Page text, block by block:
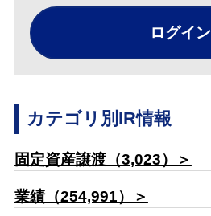
ログイン
カテゴリ別IR情報
固定資産譲渡（3,023）＞
業績（254,991）＞